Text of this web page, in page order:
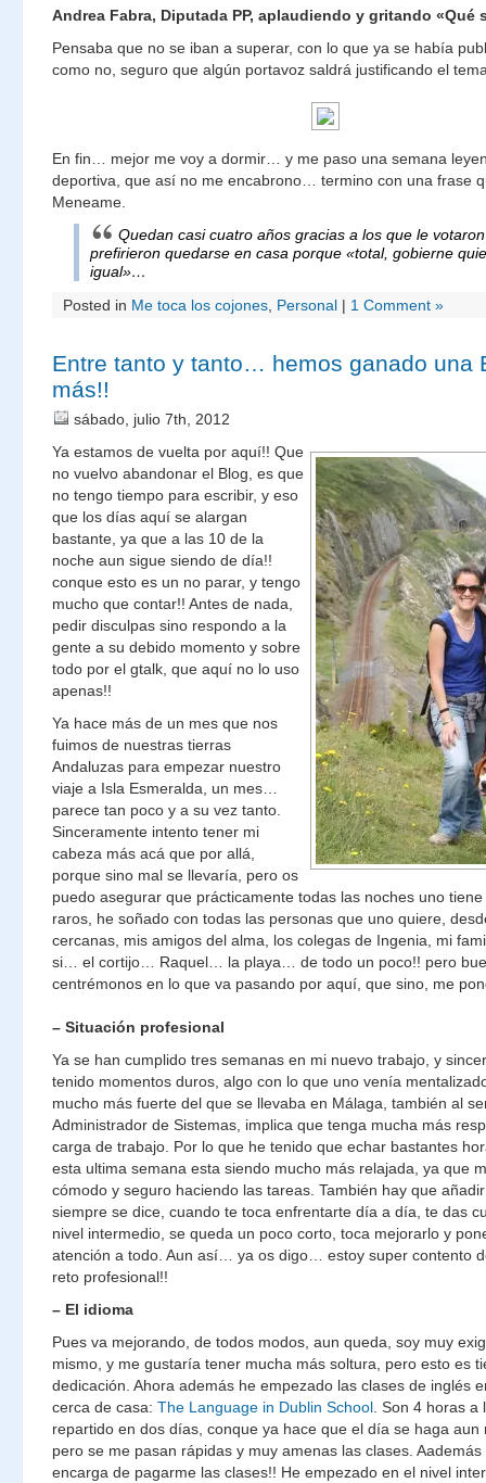
Andrea Fabra, Diputada PP, aplaudiendo y gritando «Qué
Pensaba que no se iban a superar, con lo que ya se había
como no, seguro que algún portavoz saldrá justificando el
En fin… mejor me voy a dormir… y me paso una semana
deportiva, que así no me encabrono… termino con una frase
Meneame.
Quedan casi cuatro años gracias a los que le
prefirieron quedarse en casa porque «total, gobierne
igual»…
Posted in Me toca los cojones Personal | 1 Comment »
Entre tanto y tanto… hemos ganado una
más!!
sábado, julio 7th, 2012
Ya estamos de vuelta por aquí!! Que
no vuelvo abandonar el Blog, es que
no tengo tiempo para escribir, y eso
que los días aquí se alargan
bastante, ya que a las 10 de la
noche aun sigue siendo de día!!
conque esto es un no parar, y tengo
mucho que contar!! Antes de nada,
pedir disculpas sino respondo a la
gente a su debido momento y sobre
todo por el gtalk, que aquí no lo uso
apenas!!
Ya hace más de un mes que nos
fuimos de nuestras tierras
Andaluzas para empezar nuestro
viaje a Isla Esmeralda, un mes…
parece tan poco y a su vez tanto.
Sinceramente intento tener mi
cabeza más acá que por allá,
porque sino mal se llevaría, pero os
puedo asegurar que prácticamente todas las noches uno
raros, he soñado con todas las personas que uno quiere,
cercanas, mis amigos del alma, los colegas de Ingenia, mi
si… el cortijo… Raquel… la playa… de todo un poco!! pero
centrémonos en lo que va pasando por aquí, que sino, me
– Situación profesional
Ya se han cumplido tres semanas en mi nuevo trabajo, y
tenido momentos duros, algo con lo que uno venía
mucho más fuerte del que se llevaba en Málaga, también al
Administrador de Sistemas, implica que tenga mucha más
carga de trabajo. Por lo que he tenido que echar bastantes
esta ultima semana esta siendo mucho más relajada, ya que
cómodo y seguro haciendo las tareas. También hay que
siempre se dice, cuando te toca enfrentarte día a día, te das
nivel intermedio, se queda un poco corto, toca mejorarlo y
atención a todo. Aun así… ya os digo… estoy super contento
reto profesional!!
– El idioma
Pues va mejorando, de todos modos, aun queda, soy muy
mismo, y me gustaría tener mucha más soltura, pero esto es
dedicación. Ahora además he empezado las clases de inglés
cerca de casa: The Language in Dublin School . Son 4 horas
repartido en dos días, conque ya hace que el día se haga aun
pero se me pasan rápidas y muy amenas las clases.
encarga de pagarme las clases!! He empezado en el nivel